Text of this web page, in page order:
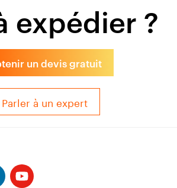
expédier ?
un devis gratuit
Parler à un expert